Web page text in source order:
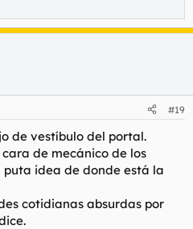
#19
de vestíbulo del portal.
de mecánico de los
puta idea de donde está la
cotidianas absurdas por